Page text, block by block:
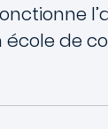
école de